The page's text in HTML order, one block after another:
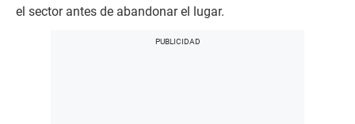
el sector antes de abandonar el lugar.